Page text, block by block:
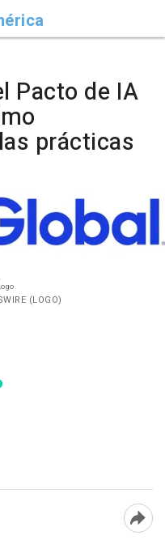
Pacto de IA
prácticas
(LOGO)